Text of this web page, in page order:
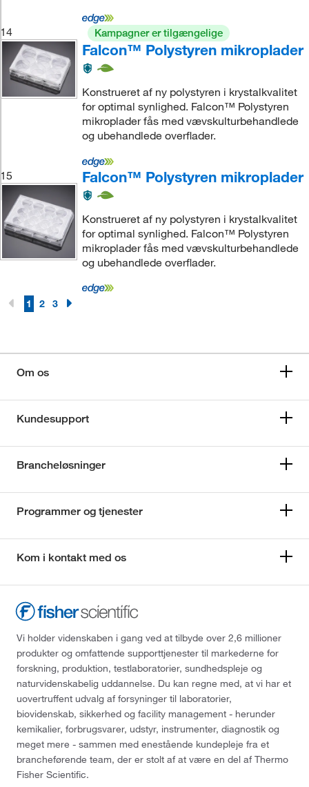
14 Kampagner er tilgængelige
Falcon™ Polystyren mikroplader
Konstrueret af ny polystyren i krystalkvalitet
for optimal synlighed. Falcon™ Polystyren
mikroplader fås med vævskulturbehandlede
og ubehandlede overflader.
15 Falcon™ Polystyren mikroplader
Konstrueret af ny polystyren i krystalkvalitet
for optimal synlighed. Falcon™ Polystyren
mikroplader fås med vævskulturbehandlede
og ubehandlede overflader.
1 2 3
Om os
Kundesupport
Brancheløsninger
Programmer og tjenester
Kom i kontakt med os
Vi holder videnskaben i gang ved at tilbyde over 2,6 millioner
produkter og omfattende supporttjenester til markederne for
forskning, produktion, testlaboratorier, sundhedspleje og
naturvidenskabelig uddannelse. Du kan regne med, at vi har et
uovertruffent udvalg af forsyninger til laboratorier,
biovidenskab, sikkerhed og facility management - herunder
kemikalier, forbrugsvarer, udstyr, instrumenter, diagnostik og
meget mere - sammen med enestående kundepleje fra et
brancheførende team, der er stolt af at være en del af Thermo
Fisher Scientific.